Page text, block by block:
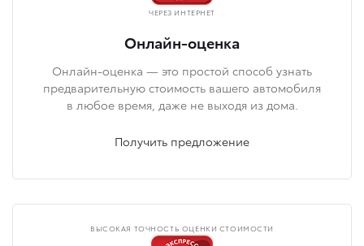
ЧЕРЕЗ ИНТЕРНЕТ
Онлайн-оценка
Онлайн-оценка — это простой способ узнать
предварительную стоимость вашего автомобиля
в любое время, даже не выходя из дома.
Получить предложение
ВЫСОКАЯ ТОЧНОСТЬ ОЦЕНКИ СТОИМОСТИ